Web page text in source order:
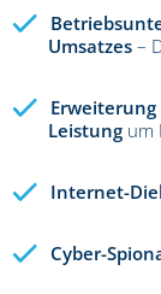
Umsatzes –
Leistung um
Internet-
Cyber-